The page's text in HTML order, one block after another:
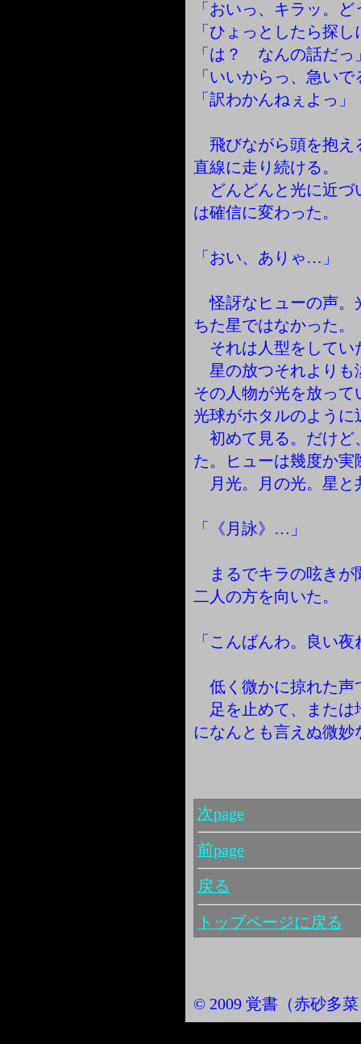
「おいっ、キラッ。
「ひょっとしたら探
「は？ なんの話だっ
「いいからっ、急い
「訳わかんねぇよっ」
飛びながら頭を抱え
直線に走り続ける。
どんどんと光に近づ
は確信に変わった。
「おい、ありゃ…」
怪訝なヒューの声。
ちた星ではなかった。
それは人型をしてい
星の放つそれよりも
その人物が光を放っ
光球がホタルのように
初めて見る。だけど
た。ヒューは幾度か
月光。月の光。星と
「《月詠》…」
まるでキラの呟きが
二人の方を向いた。
「こんばんわ。良い夜
低く微かに掠れた声
足を止めて、または
になんとも言えぬ微
次page
前page
戻る
トップページに戻る
© 2009 覚書（赤砂多